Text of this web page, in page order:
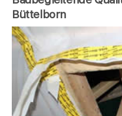
Büttelborn